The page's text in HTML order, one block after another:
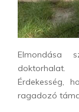
Elmondása
doktorhalat.
Érdekesség,
ragadozó